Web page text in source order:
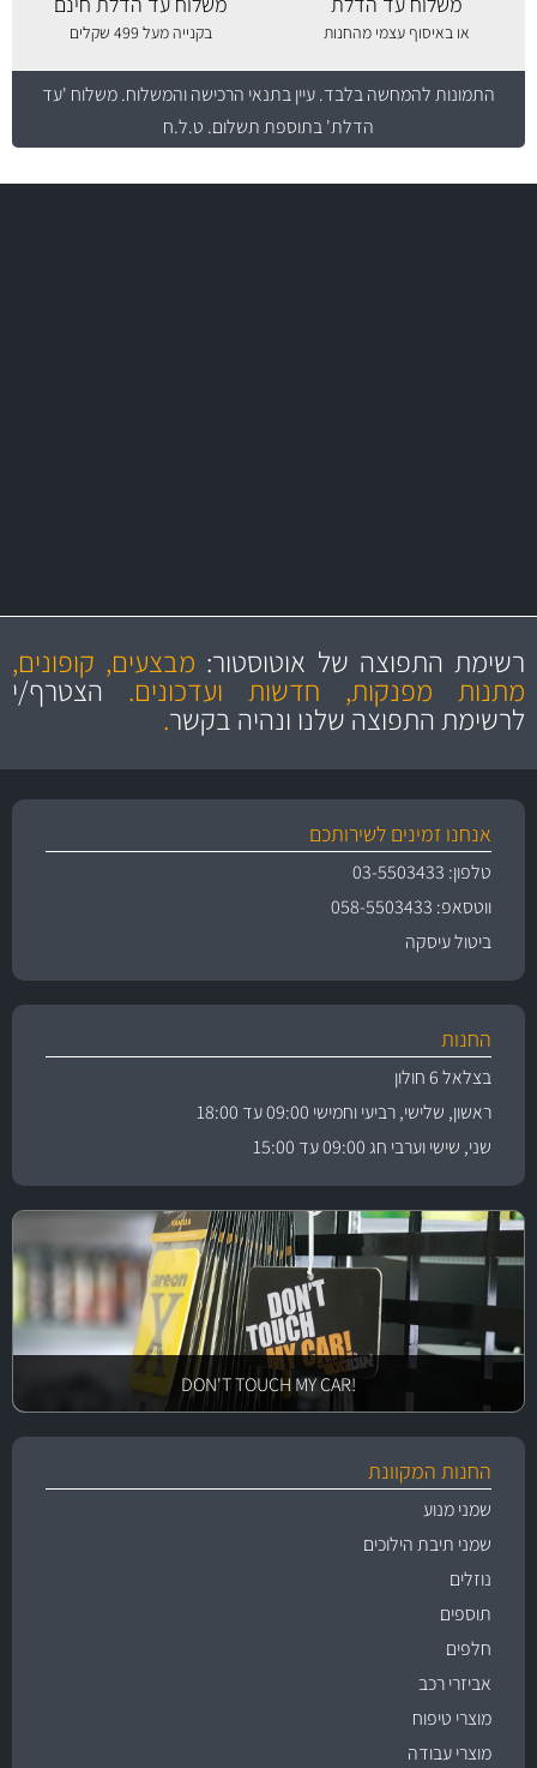
או באיסוף עצמי מהחנות בקנייה מעל 499 שקלים
התמונות להמחשה בלבד.עיין בתנאי הרכישה והמשלוח. משלוח 'עד
הדלת' בתוספת תשלום. ט.ל.ח
מקצועיות
ושירות מצויין
מחירים
הוגנים
והיצע מוצרים איכותירשימת התפוצה של אוטוסטור: מבצעים, קופונים,
מתנות מפנקות, חדשות ועדכונים.הצטרף/י
לרשימת התפוצה שלנו ונהיה בקשר.
אנחנו זמינים לשירותכם
טלפון: 03-5503433
ווטסאפ: 058-5503433
ביטול עיסקה
החנות
בצלאל 6 חולון
ראשון, שלישי, רביעי וחמישי 09:00 עד 18:00
שני, שישי וערבי חג 09:00 עד 15:00
!DON'T TOUCH MY CAR
החנות המקוונת
שמני מנוע
שמני תיבת הילוכים
נוזלים
תוספים
חלפים
אביזרי רכב
מוצרי טיפוח
מוצרי עבודה